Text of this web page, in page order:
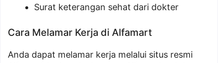
Surat keterangan sehat dari dokter
Cara Melamar Kerja di Alfamart
Anda dapat melamar kerja melalui situs resmi